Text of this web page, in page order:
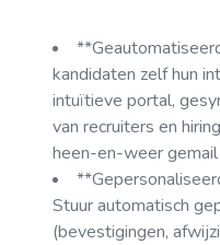
kandidaten zelf hun
intuïtieve portal,
van recruiters en
heen-en-weer
Stuur automatisch
(bevestigingen,